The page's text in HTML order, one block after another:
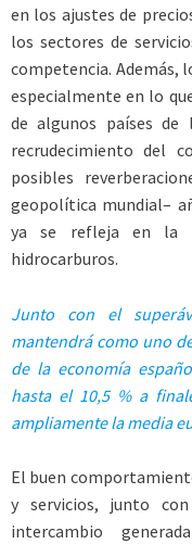
en los ajustes de
los sectores de
competencia. Además,
especialmente en lo
de algunos países
recrudecimiento del
posibles
geopolítica mundial–
ya se refleja en la
hidrocarburos.
Junto con el
mantendrá como uno
de la economía
hasta el 10,5 % a
ampliamente la media
El buen
y servicios, junto
intercambio